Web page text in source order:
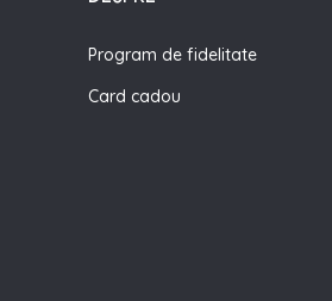
Program de fidelitate
Card cadou